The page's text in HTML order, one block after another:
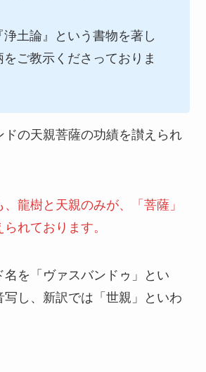
浄土論』という書物を著し
ご教示くださっておりま
ドの天親菩薩の功績を讃えられ
龍樹と天親のみが、「菩薩」
れております。
名を「ヴァスバンドゥ」とい
写し、新訳では「世親」といわ